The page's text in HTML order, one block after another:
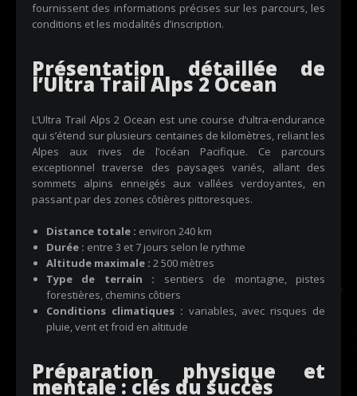
fournissent des informations précises sur les parcours, les
conditions et les modalités d’inscription.
Présentation détaillée de
l’Ultra Trail Alps 2 Ocean
L’Ultra Trail Alps 2 Ocean est une course d’ultra-endurance
qui s’étend sur plusieurs centaines de kilomètres, reliant les
Alpes aux rives de l’océan Pacifique. Ce parcours
exceptionnel traverse des paysages variés, allant des
sommets alpins enneigés aux vallées verdoyantes, en
passant par des zones côtières pittoresques.
Distance totale : environ 240 km
Durée : entre 3 et 7 jours selon le rythme
Altitude maximale : 2 500 mètres
Type de terrain : sentiers de montagne, pistes
forestières, chemins côtiers
Conditions climatiques : variables, avec risques de
pluie, vent et froid en altitude
Préparation physique et
mentale : clés du succès